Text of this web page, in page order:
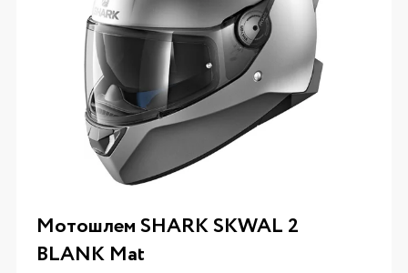
Мотошлем SHARK SKWAL 2
BLANK Mat